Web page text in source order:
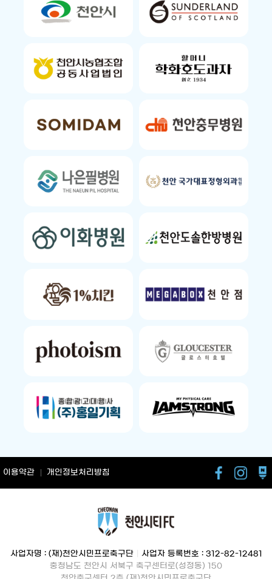
이용약관 개인정보처리방침
사업자명 : (재)천안시민프로축구단
사업자 등록번호 : 312-82-12481
충청남도 천안시 서북구 축구센터로(성정동) 150